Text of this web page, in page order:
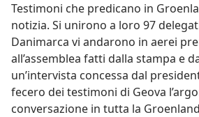
Testimoni che predicano in
notizia. Si unirono a loro 97
Danimarca vi andarono in aerei
all’assemblea fatti dalla stampa e
un’intervista concessa dal
fecero dei testimoni di Geova
conversazione in tutta la